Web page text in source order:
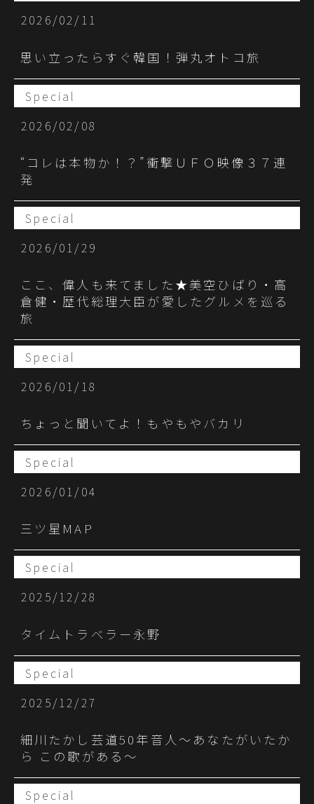
2026/02/11
思い立ったらすぐ韓国！弾丸オトコ旅
Special
2026/02/08
“コレは本物か！？”衝撃ＵＦＯ映像３７連
発
Special
2026/01/29
ここ、偉人も来てました★美空ひばり・高
倉健・歴代総理大臣が愛したグルメを巡る
旅
Special
2026/01/18
ちょっと聞いてよ！もやもやバカリ
Special
2026/01/04
三ツ星MAP
Special
2025/12/28
タイムトラベラー永野
Special
2025/12/27
細川たかし芸道50年音人～あなたがいたか
ら この歌がある～
Special